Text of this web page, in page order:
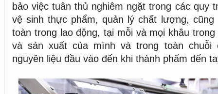
bảo việc tuân thủ nghiêm ngặt trong các quy
vệ sinh thực phẩm, quản lý chất lượng,
toàn trong lao động, tại mỗi và mọi khâu
và sản xuất của mình và trong toàn chuỗi
nguyên liệu đầu vào đến khi thành phẩm đến